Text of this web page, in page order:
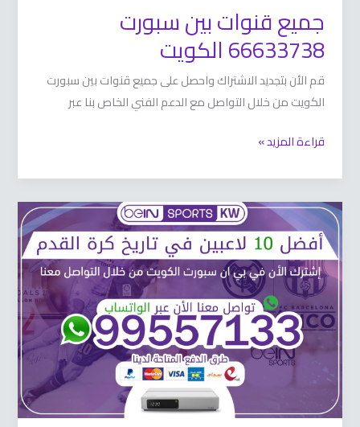
جميع قنوات بين سبورت
66633738 الكويت
قم الأن بتجديد الاشتراك واحصل على جميع قنوات بين سبورت
الكويت من خلال التواصل مع الدعم الفني الخاص بنا عبر
قراءة المزيد »
أفضل
10
لاعبين
في
تاريخ
كرة
القدم